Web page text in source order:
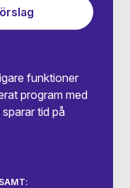
funktioner
program med
tid på